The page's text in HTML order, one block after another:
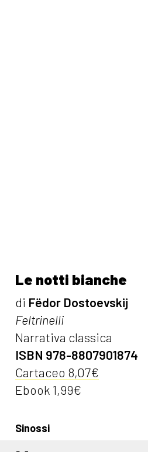
Le notti bianche
di Fëdor Dostoevskij
Feltrinelli
Narrativa classica
ISBN 978-8807901874
Cartaceo 8,07€
Ebook 1,99€
Sinossi